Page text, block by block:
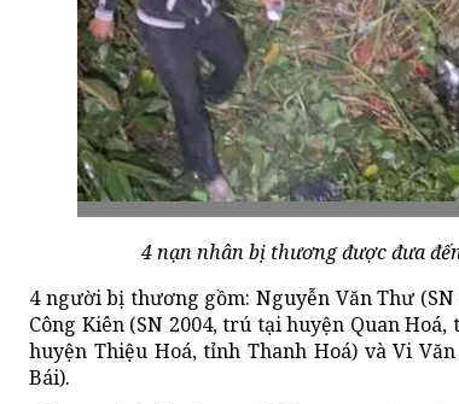
4 nạn nhân bị thương được đưa
4 người bị thương gồm: Nguyễn Văn Thư
Công Kiên (SN 2004, trú tại huyện Quan
huyện Thiệu Hoá, tỉnh Thanh Hoá) và Vi
Bái).